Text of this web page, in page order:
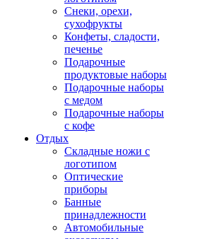
Снеки, орехи,
сухофрукты
Конфеты, сладости,
печенье
Подарочные
продуктовые наборы
Подарочные наборы
с медом
Подарочные наборы
с кофе
Отдых
Складные ножи с
логотипом
Оптические
приборы
Банные
принадлежности
Автомобильные